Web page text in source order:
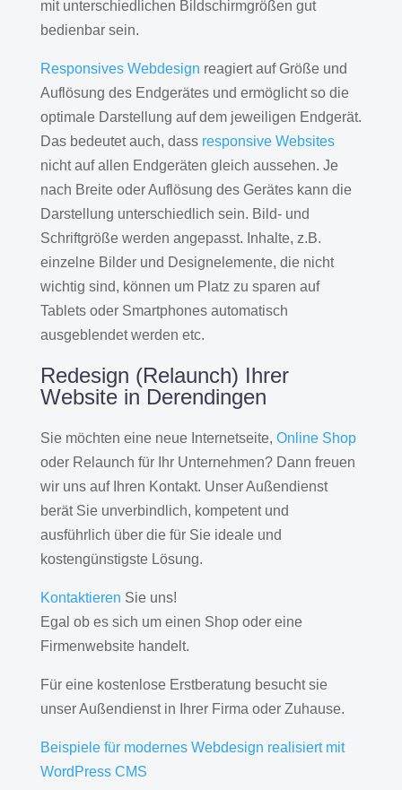
mit unterschiedlichen Bildschirmgrößen gut
bedienbar sein.
Responsives Webdesign reagiert auf Größe und
Auflösung des Endgerätes und ermöglicht so die
optimale Darstellung auf dem jeweiligen Endgerät.
Das bedeutet auch, dass responsive Websites
nicht auf allen Endgeräten gleich aussehen. Je
nach Breite oder Auflösung des Gerätes kann die
Darstellung unterschiedlich sein. Bild- und
Schriftgröße werden angepasst. Inhalte, z.B.
einzelne Bilder und Designelemente, die nicht
wichtig sind, können um Platz zu sparen auf
Tablets oder Smartphones automatisch
ausgeblendet werden etc.
Redesign (Relaunch) Ihrer
Website in Derendingen
Sie möchten eine neue Internetseite, Online Shop
oder Relaunch für Ihr Unternehmen? Dann freuen
wir uns auf Ihren Kontakt. Unser Außendienst
berät Sie unverbindlich, kompetent und
ausführlich über die für Sie ideale und
kostengünstigste Lösung.
Kontaktieren Sie uns!
Egal ob es sich um einen Shop oder eine
Firmenwebsite handelt.
Für eine kostenlose Erstberatung besucht sie
unser Außendienst in Ihrer Firma oder Zuhause.
Beispiele für modernes Webdesign realisiert mit
WordPress CMS